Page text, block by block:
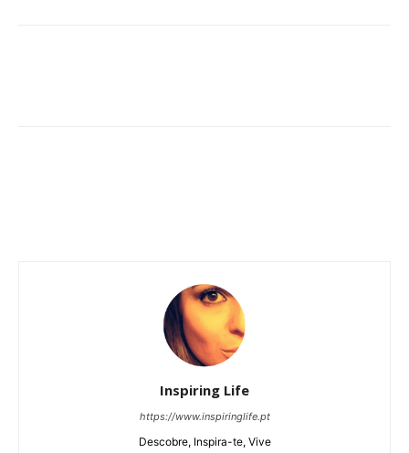
Inspiring Life
https://www.inspiringlife.pt
Descobre, Inspira-te, Vive